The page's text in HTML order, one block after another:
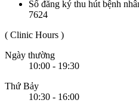
Số đăng ký thu hút bệnh
7624
( Clinic Hours )
Ngày thường
10:00 - 19:30
Thứ Bảy
10:30 - 16:00